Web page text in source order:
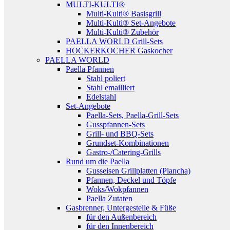
MULTI-KULTI®
Multi-Kulti® Basisgrill
Multi-Kulti® Set-Angebote
Multi-Kulti® Zubehör
PAELLA WORLD Grill-Sets
HOCKERKOCHER Gaskocher
PAELLA WORLD
Paella Pfannen
Stahl poliert
Stahl emailliert
Edelstahl
Set-Angebote
Paella-Sets, Paella-Grill-Sets
Gusspfannen-Sets
Grill- und BBQ-Sets
Grundset-Kombinationen
Gastro-/Catering-Grills
Rund um die Paella
Gusseisen Grillplatten (Plancha)
Pfannen, Deckel und Töpfe
Woks/Wokpfannen
Paella Zutaten
Gasbrenner, Untergestelle & Füße
für den Außenbereich
für den Innenbereich